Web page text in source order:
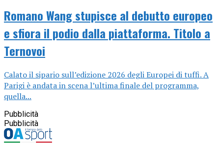
Romano Wang stupisce al debutto europeo
e sfiora il podio dalla piattaforma. Titolo a
Ternovoi
Calato il sipario sull’edizione 2026 degli Europei di tuffi. A
Parigi è andata in scena l’ultima finale del programma,
quella...
Pubblicità
Pubblicità